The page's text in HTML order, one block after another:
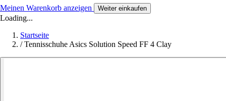
Meinen Warenkorb anzeigen Weiter einkaufen
Loading...
Startseite
/ Tennisschuhe Asics Solution Speed FF 4 Clay